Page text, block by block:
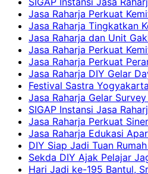
Jasa Raharja Perkuat
Jasa Raharja Tingkatkan
Jasa Raharja dan Unit
Jasa Raharja Perkuat
Jasa Raharja Perkuat
Jasa Raharja DIY Gelar
Festival Sastra
Jasa Raharja Gelar
SIGAP Instansi Jasa
Jasa Raharja Perkuat
Jasa Raharja Edukasi
DIY Siap Jadi Tuan
Sekda DIY Ajak Pelajar
Hari Jadi ke-195 Bantul,